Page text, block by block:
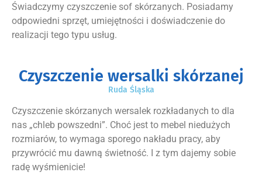
Świadczymy czyszczenie sof skórzanych. Posiadamy
odpowiedni sprzęt, umiejętności i doświadczenie do
realizacji tego typu usług.
Czyszczenie wersalki skórzanej
Ruda Śląska
Czyszczenie skórzanych wersalek rozkładanych to dla
nas „chleb powszedni”. Choć jest to mebel niedużych
rozmiarów, to wymaga sporego nakładu pracy, aby
przywrócić mu dawną świetność. I z tym dajemy sobie
radę wyśmienicie!